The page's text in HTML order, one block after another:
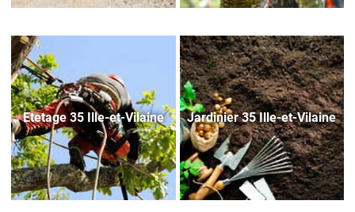
Etetage 35 Ille-et-Vilaine Jardinier 35 Ille-et-Vilaine